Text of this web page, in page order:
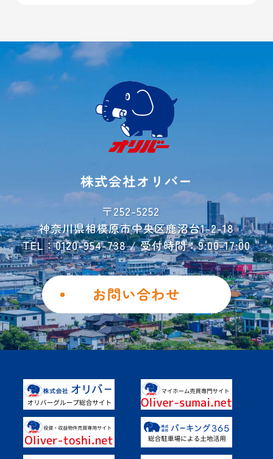
厚木市
大型ガレージ
初めての方へ
よくあるご質問
お荷物運搬サービス
お問い合わせ
ご解約フォーム
個人情報保護方針
勧誘方針
Instagram
Facebook
具体的なご活用事例
オーナー様の声
よくあるご質問
株式会社オリバー
〒252-5252
神奈川県相模原市中央区鹿沼台1-2-18
TEL：0120-954-738 / 受付時間：9:00-17:00
お問い合わせ